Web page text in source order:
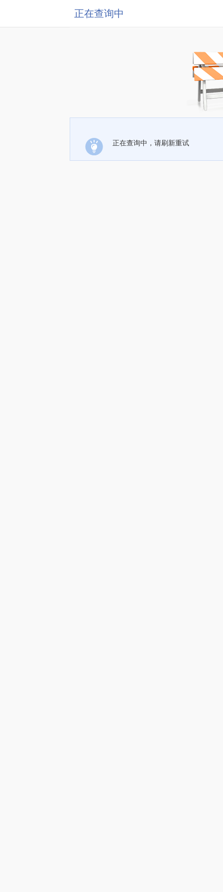
正在查询中
正在查询中，请刷新重试